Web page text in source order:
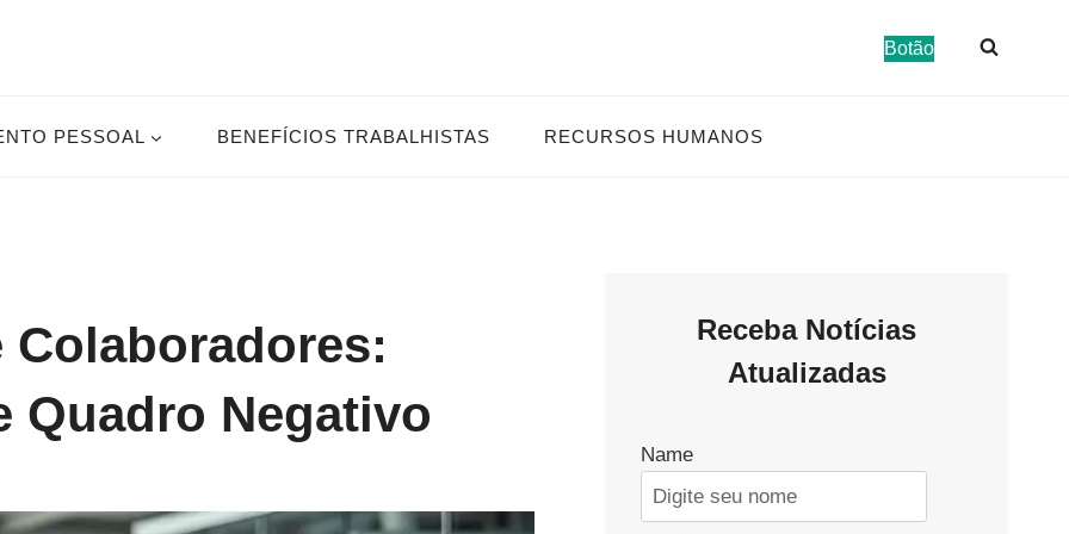
Botão
PESSOAL BENEFÍCIOS TRABALHISTAS RECURSOS HUMANOS
Colaboradores:
Quadro Negativo
Receba Notícias
Atualizadas
Name